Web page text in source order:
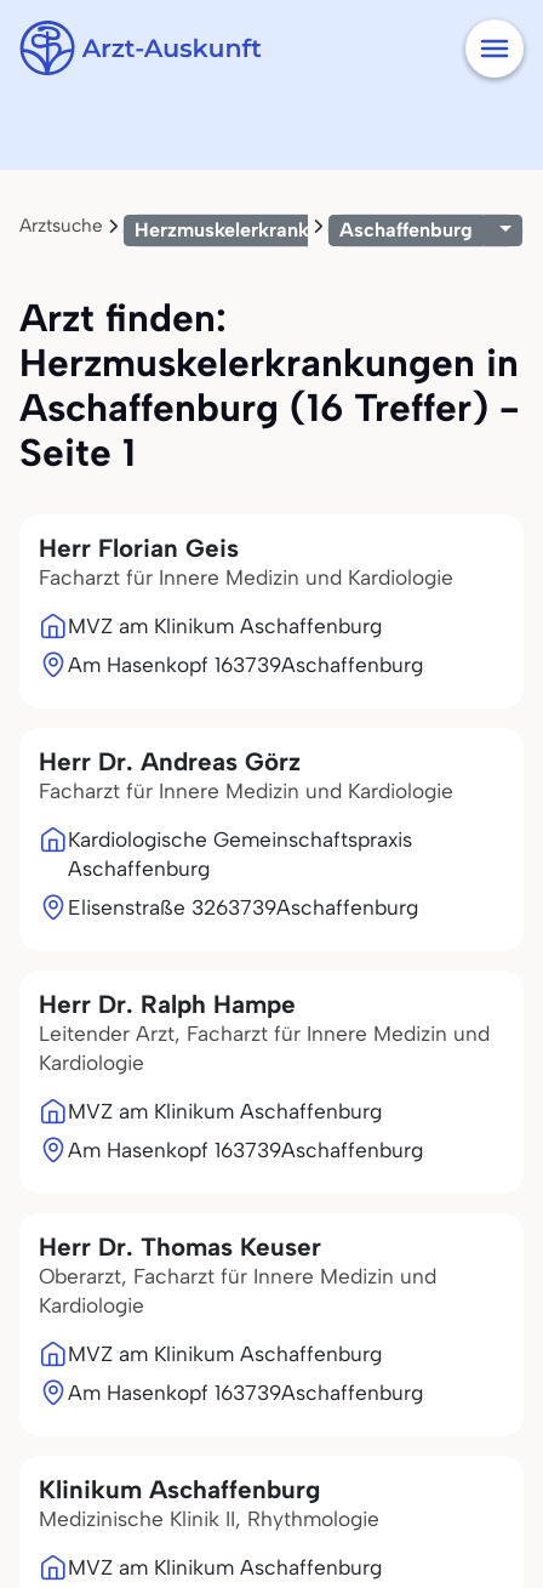
Arztsuche HerzmuskelerkrankungenAschaffenburg
Arzt finden:
Herzmuskelerkrankungen in
Aschaffenburg (16 Treffer) -
Seite 1
Herr Florian Geis
Facharzt für Innere Medizin und Kardiologie
MVZ am Klinikum Aschaffenburg
Am Hasenkopf 163739Aschaffenburg
Herr Dr. Andreas Görz
Facharzt für Innere Medizin und Kardiologie
Kardiologische Gemeinschaftspraxis
Aschaffenburg
Elisenstraße 3263739Aschaffenburg
Herr Dr. Ralph Hampe
Leitender Arzt, Facharzt für Innere Medizin und
Kardiologie
MVZ am Klinikum Aschaffenburg
Am Hasenkopf 163739Aschaffenburg
Herr Dr. Thomas Keuser
Oberarzt, Facharzt für Innere Medizin und
Kardiologie
MVZ am Klinikum Aschaffenburg
Am Hasenkopf 163739Aschaffenburg
Klinikum Aschaffenburg
Medizinische Klinik II, Rhythmologie
MVZ am Klinikum Aschaffenburg